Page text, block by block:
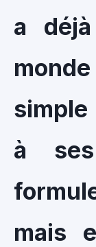
a
à
mais